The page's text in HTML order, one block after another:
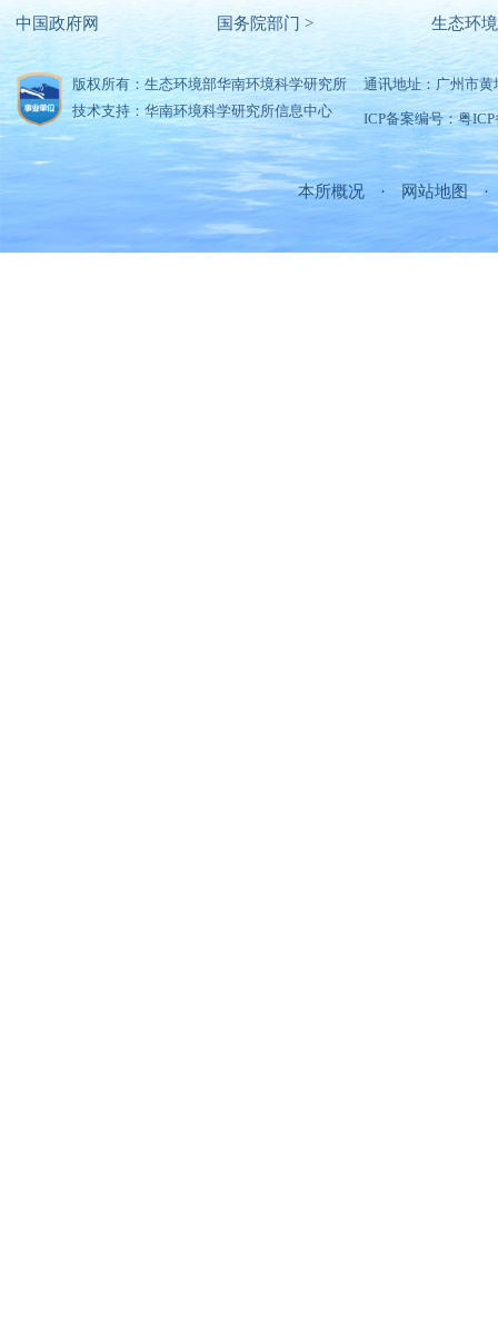
中国政府网 国务院部门 > 生态环
版权所有：生态环境部华南环境科学研究所
技术支持：华南环境科学研究所信息中心
通讯地址：广州市
ICP备案编号：粤
本所概况 · 网站地图 ·